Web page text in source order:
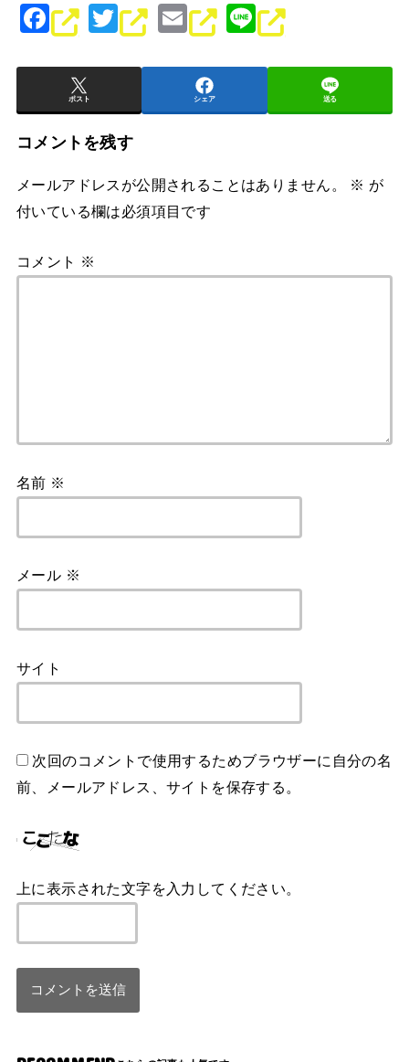
F
a
c
e
b
o
k
T
wi
tt
er
E
m
ai
l
Li
n
e
ポスト シェア 送る
コメントを残す
メールアドレスが公開されることはありません。 ※ が
付いている欄は必須項目です
コメント ※
名前 ※
メール ※
サイト
次回のコメントで使用するためブラウザーに自分の名
前、メールアドレス、サイトを保存する。
上に表示された文字を入力してください。